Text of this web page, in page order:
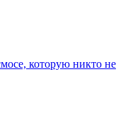
которую никто не